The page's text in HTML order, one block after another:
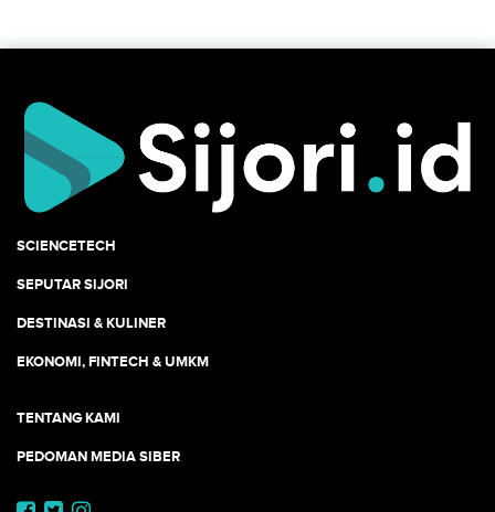
SCIENCETECH
SEPUTAR SIJORI
DESTINASI & KULINER
EKONOMI, FINTECH & UMKM
TENTANG KAMI
PEDOMAN MEDIA SIBER